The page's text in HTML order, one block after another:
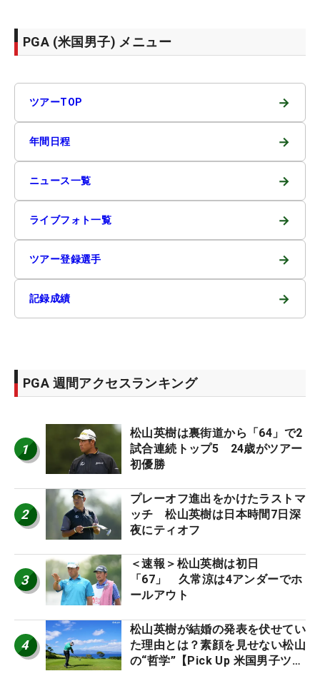
PGA (米国男子) メニュー
ツアーTOP →
年間日程 →
ニュース一覧 →
ライブフォト一覧 →
ツアー登録選手 →
記録成績 →
PGA 週間アクセスランキング
1
松山英樹は裏街道から「64」で2
試合連続トップ5 24歳がツアー
初優勝
2
プレーオフ進出をかけたラストマ
ッチ 松山英樹は日本時間7日深
夜にティオフ
3
＜速報＞松山英樹は初日
「67」 久常涼は4アンダーでホ
ールアウト
4
松山英樹が結婚の発表を伏せてい
た理由とは？素顔を見せない松山
の“哲学”【Pick Up 米国男子ツア